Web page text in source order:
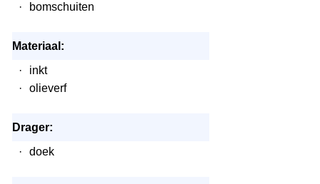
·
bomschuiten
Materiaal:
·
inkt
·
olieverf
Drager:
·
doek